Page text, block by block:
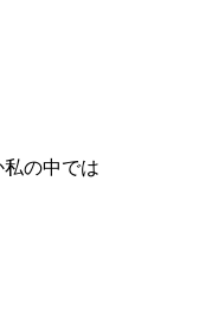
私の中では